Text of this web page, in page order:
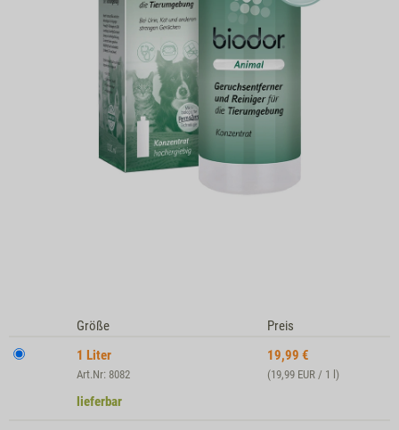
Größe
Preis
1 Liter
Art.Nr: 8082
19,99 €
(19,99 EUR / 1 l)
lieferbar